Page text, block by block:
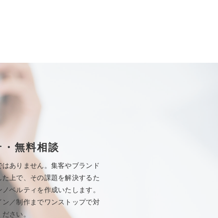
無料相談
ありません。集客やブランド
上で、その課題を解決するた
ベルティを作成いたします。
／制作までワンストップで対
さい。